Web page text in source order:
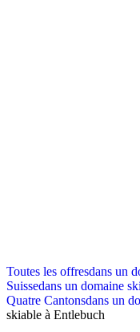
Toutes les offresdans un
Suissedans un domaine
Quatre Cantonsdans un
skiable à Entlebuch